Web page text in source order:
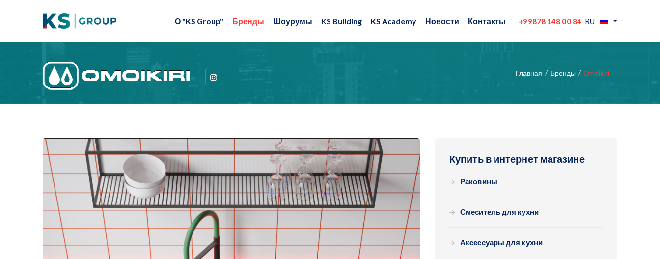
О "KS Group" Бренды Шоурумы KS Building KS Academy Новости Контакты +99878 148 00 84 RU
Главная Бренды Omoikiri
Купить в интернет магазине
Раковины
Смеситель для кухни
Аксессуары для кухни